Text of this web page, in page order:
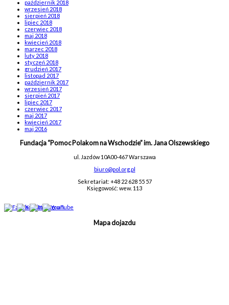
październik 2018
wrzesień 2018
sierpień 2018
lipiec 2018
czerwiec 2018
maj 2018
kwiecień 2018
marzec 2018
luty 2018
styczeń 2018
grudzień 2017
listopad 2017
październik 2017
wrzesień 2017
sierpień 2017
lipiec 2017
czerwiec 2017
maj 2017
kwiecień 2017
maj 2016
Fundacja “Pomoc Polakom na Wschodzie” im. Jana Olszewskiego
ul. Jazdów 10A00-467 Warszawa
biuro@pol.org.pl
Sekretariat: +48 22 628 55 57
Księgowość: wew. 113
Mapa dojazdu